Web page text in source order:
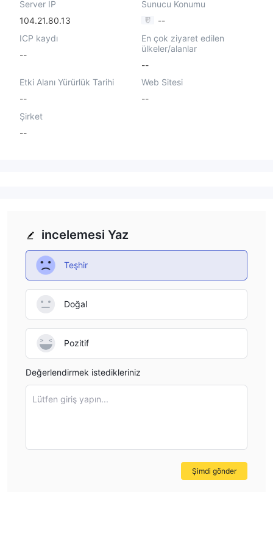
Server IP
104.21.80.13
Sunucu Konumu
--
ICP kaydı
--
En çok ziyaret edilen
ülkeler/alanlar
--
Etki Alanı Yürürlük Tarihi
--
Web Sitesi
--
Şirket
--
incelemesi Yaz
Teşhir
Doğal
Pozitif
Değerlendirmek istedikleriniz
Lütfen giriş yapın...
Şimdi gönder